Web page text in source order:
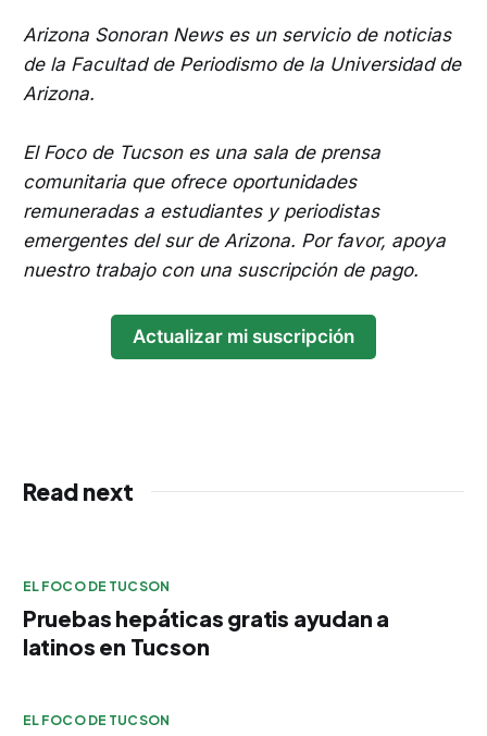
Arizona Sonoran News es un servicio de noticias
de la Facultad de Periodismo de la Universidad de
Arizona.
El Foco de Tucson es una sala de prensa
comunitaria que ofrece oportunidades
remuneradas a estudiantes y periodistas
emergentes del sur de Arizona. Por favor, apoya
nuestro trabajo con una suscripción de pago.
Actualizar mi suscripción
Read next
EL FOCO DE TUCSON
Pruebas hepáticas gratis ayudan a
latinos en Tucson
EL FOCO DE TUCSON